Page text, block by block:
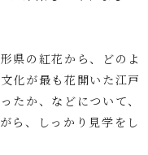
県の紅花から、どのよ
化が最も花開いた江戸
たか、などについて、
ら、しっかり見学をし